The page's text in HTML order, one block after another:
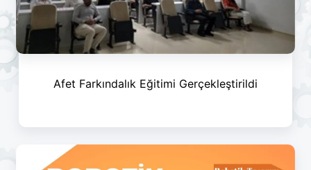
Afet Farkındalık Eğitimi Gerçekleştirildi